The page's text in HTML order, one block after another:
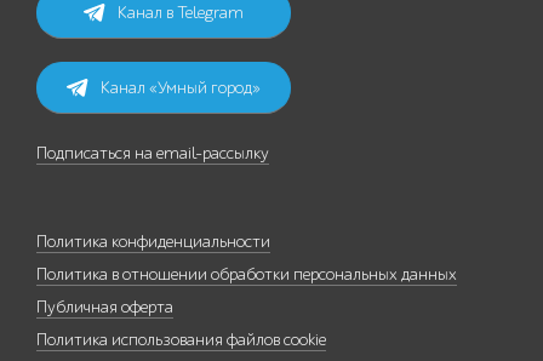
Канал в Telegram
Канал «Умный город»
Подписаться на email-рассылку
Политика конфиденциальности
Политика в отношении обработки персональных данных
Публичная оферта
Политика использования файлов cookie